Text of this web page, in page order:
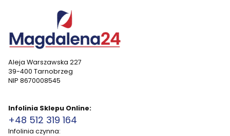
Aleja Warszawska 227
39-400 Tarnobrzeg
NIP 8670008545
Infolinia Sklepu Online:
+48 512 319 164
Infolinia czynna: